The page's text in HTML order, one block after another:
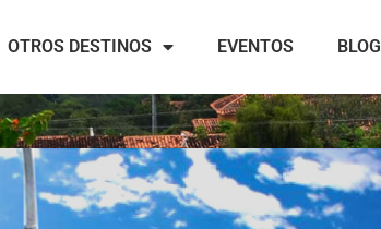
OTROS DESTINOS EVENTOS BLOG